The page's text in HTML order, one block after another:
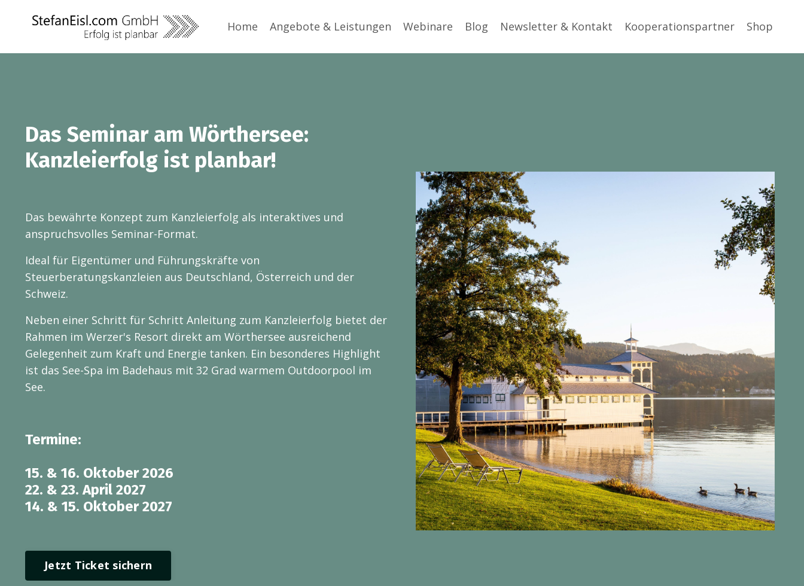
Home Angebote & Leistungen Webinare Blog Newsletter & Kontakt Kooperationspartner Shop
Das Seminar am Wörthersee:
Kanzleierfolg ist planbar!
Das bewährte Konzept zum Kanzleierfolg als interaktives und
anspruchsvolles Seminar-Format.
Ideal für Eigentümer und Führungskräfte von
Steuerberatungskanzleien aus Deutschland, Österreich und der
Schweiz.
Neben einer Schritt für Schritt Anleitung zum Kanzleierfolg bietet der
Rahmen im Werzer's Resort direkt am Wörthersee ausreichend
Gelegenheit zum Kraft und Energie tanken. Ein besonderes Highlight
ist das See-Spa im Badehaus mit 32 Grad warmem Outdoorpool im
See.
Termine:
15. & 16. Oktober 2026
22. & 23. April 2027
14. & 15. Oktober 2027
Jetzt Ticket sichern